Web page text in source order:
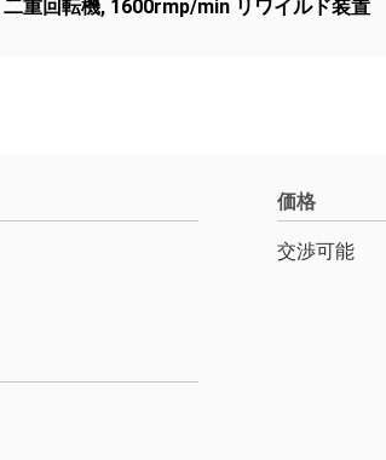
二重回転機, 1600rmp/min リワイルド装置
価格
交渉可能